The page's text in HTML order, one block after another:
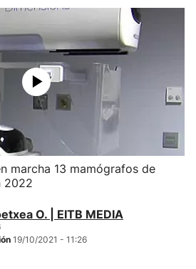
marcha 13 mamógrafos de
2022
O. | EITB MEDIA
19/10/2021 - 11:26